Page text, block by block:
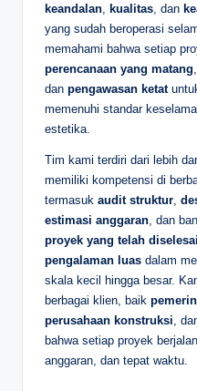
keandalan
kualitas , dan
yang sudah beroperasi
memahami bahwa setiap
perencanaan yang matang
dan pengawasan ketat
memenuhi standar
estetika.
Tim kami terdiri dari lebih
memiliki kompetensi di
termasuk audit struktur
estimasi anggaran , dan
proyek yang telah
pengalaman luas dalam
skala kecil hingga besar.
berbagai klien, baik
perusahaan konstruksi ,
bahwa setiap proyek
anggaran, dan tepat waktu.